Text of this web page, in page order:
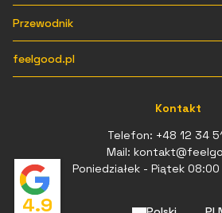
Przewodnik
feelgood.pl
Kontakt
Telefon: +48 12 34
Mail:
Poniedziałek - Piątek 08:00
4.9